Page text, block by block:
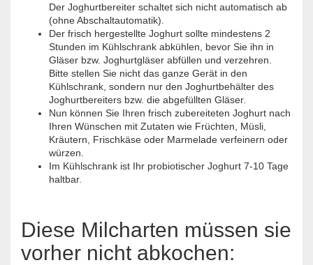
Der Joghurtbereiter schaltet sich nicht automatisch ab
(ohne Abschaltautomatik).
Der frisch hergestellte Joghurt sollte mindestens 2
Stunden im Kühlschrank abkühlen, bevor Sie ihn in
Gläser bzw. Joghurtgläser abfüllen und verzehren.
Bitte stellen Sie nicht das ganze Gerät in den
Kühlschrank, sondern nur den Joghurtbehälter des
Joghurtbereiters bzw. die abgefüllten Gläser.
Nun können Sie Ihren frisch zubereiteten Joghurt nach
Ihren Wünschen mit Zutaten wie Früchten, Müsli,
Kräutern, Frischkäse oder Marmelade verfeinern oder
würzen.
Im Kühlschrank ist Ihr probiotischer Joghurt 7-10 Tage
haltbar.
Diese Milcharten müssen sie
vorher nicht abkochen: